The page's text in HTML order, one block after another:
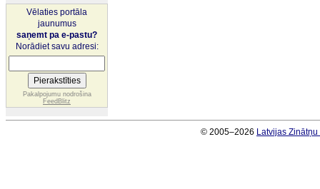
Vēlaties portāla
jaunumus
saņemt pa e-pastu?
Norādiet savu adresi:
Pakalpojumu nodrošina
FeedBlitz
© 2005–2026 Latvijas